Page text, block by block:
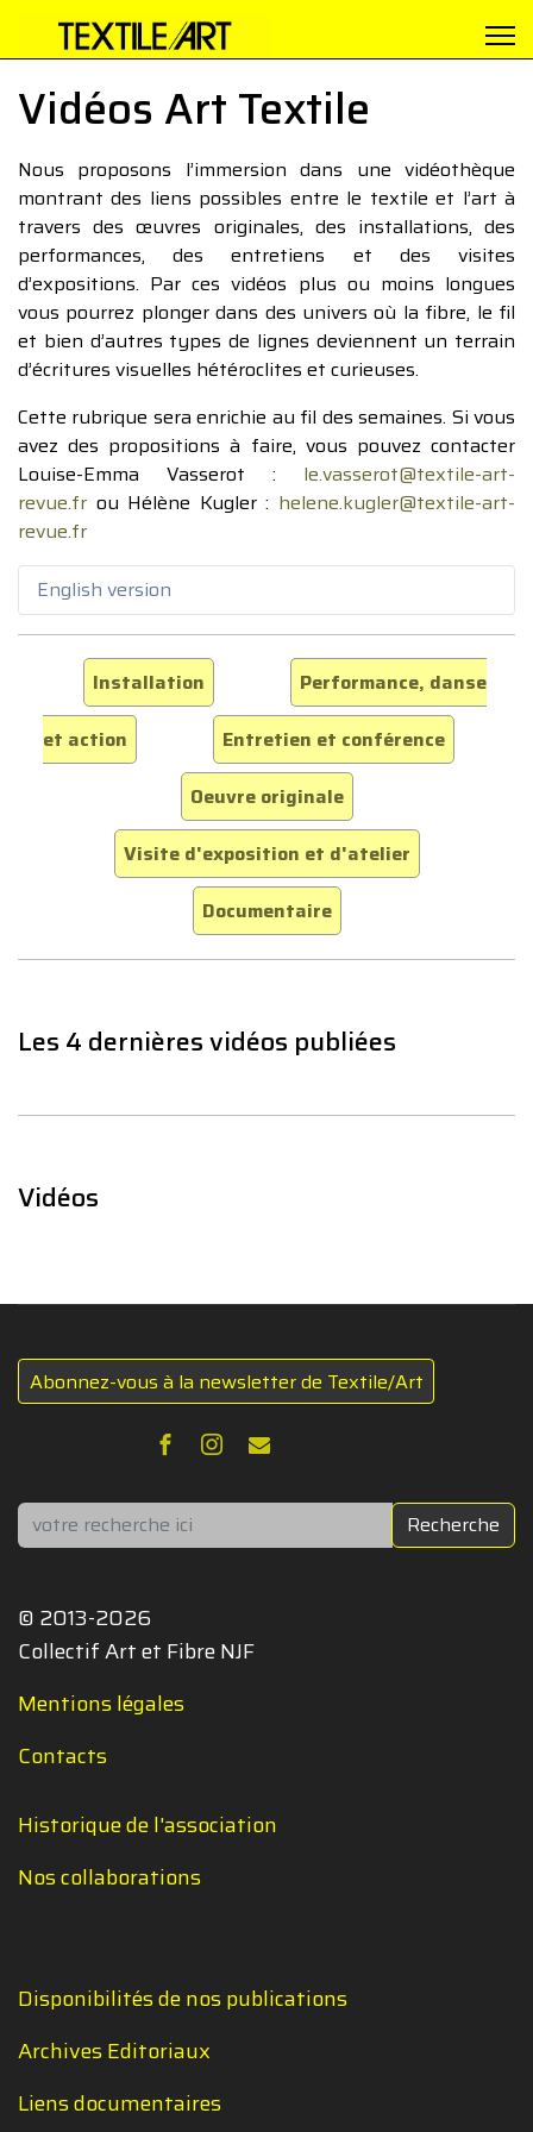
Vidéos Art Textile
Nous proposons l’immersion dans une vidéothèque
montrant des liens possibles entre le textile et l’art à
travers des œuvres originales, des installations, des
performances, des entretiens et des visites
d’expositions. Par ces vidéos plus ou moins longues
vous pourrez plonger dans des univers où la fibre, le fil
et bien d’autres types de lignes deviennent un terrain
d’écritures visuelles hétéroclites et curieuses.
Cette rubrique sera enrichie au fil des semaines. Si vous
avez des propositions à faire, vous pouvez contacter
Louise-Emma Vasserot : le.vasserot@textile-art-
revue.fr ou Hélène Kugler : helene.kugler@textile-art-
revue.fr
English version
Installation
Performance, danse
et action
Entretien et conférence
Oeuvre originale
Visite d'exposition et d'atelier
Documentaire
Les 4 dernières vidéos publiées
Vidéos
Abonnez-vous à la newsletter de Textile/Art
Rechercher Recherche
© 2013-2026
Collectif Art et Fibre NJF
Mentions légales
Contacts
Historique de l'association
Nos collaborations
Disponibilités de nos publications
Archives Editoriaux
Liens documentaires